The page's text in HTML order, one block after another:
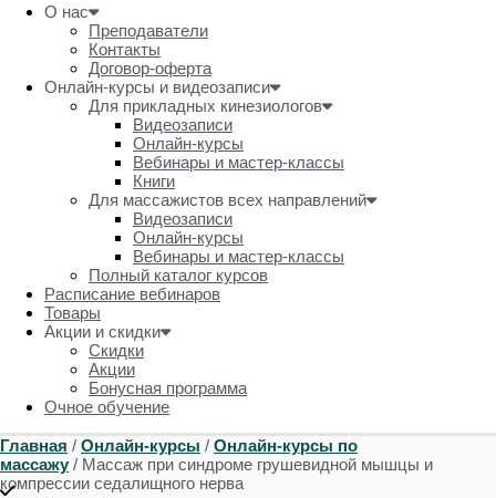
О нас
Преподаватели
Контакты
Договор-оферта
Онлайн-курсы и видеозаписи
Для прикладных кинезиологов
Видеозаписи
Онлайн-курсы
Вебинары и мастер-классы
Книги
Для массажистов всех направлений
Видеозаписи
Онлайн-курсы
Вебинары и мастер-классы
Полный каталог курсов
Расписание вебинаров
Товары
Акции и скидки
Скидки
Акции
Бонусная программа
Очное обучение
Главная / Онлайн-курсы / Онлайн-курсы по
массажу/ Массаж при синдроме грушевидной мышцы и
компрессии седалищного нерва